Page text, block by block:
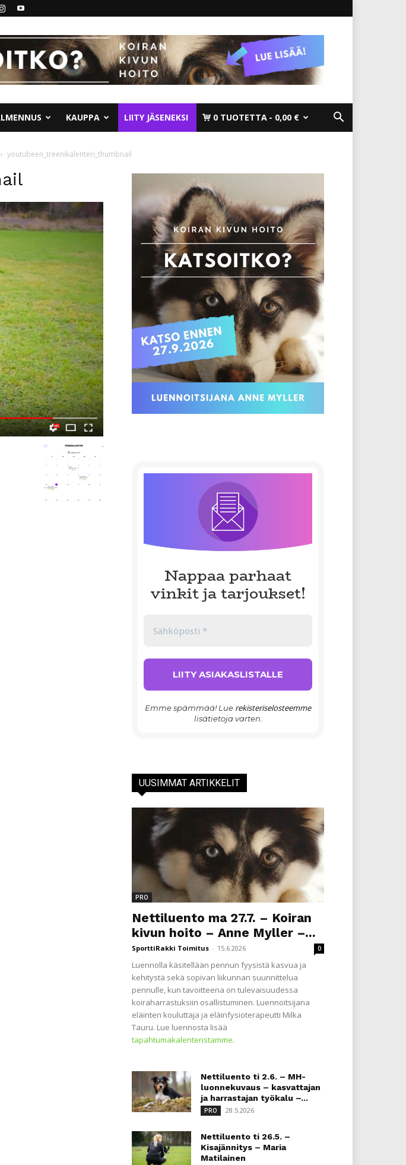
KAUPPA LIITY JÄSENEKSI 0 TUOTETTA 0,00 €
youtubeen_treenikalenteri_thumbnail
Nappaa parhaat
vinkit ja tarjoukset!
Emme spämmää! Lue rekisteriselosteemme
lisätietoja varten.
UUSIMMAT ARTIKKELIT
PRO
Nettiluento ma 27.7. – Koiran
kivun hoito – Anne Myller –...
SporttiRakki Toimitus - 15.6.2026 0
Luennolla käsitellään pennun fyysistä kasvua ja
kehitystä sekä sopivan liikunnan suunnittelua
pennulle, kun tavoitteena on tulevaisuudessa
koiraharrastuksiin osallistuminen. Luennoitsijana
eläinten kouluttaja ja eläinfysioterapeutti Milka
Tauru. Lue luennosta lisää
tapahtumakalenteristamme.
Nettiluento ti 2.6. – MH-
luonnekuvaus – kasvattajan
ja harrastajan työkalu –...
PRO 28.5.2026
Nettiluento ti 26.5. –
Kisajännitys – Maria
Matilainen